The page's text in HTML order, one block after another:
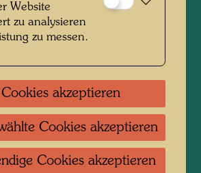
KunstHausWien
(repr.)
Wörner, Rutesheim,
(Adaptation, Detail)
Website
zu analysieren
zu messen.
akzeptieren
Cookies akzeptieren
Cookies akzeptieren